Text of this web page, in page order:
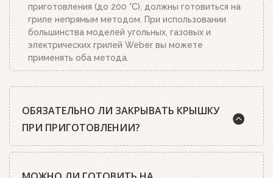
приготовления (до 200 °C), должны готовиться на
гриле непрямым методом. При использовании
большинства моделей угольных, газовых и
электрических грилей Weber вы можете
применять оба метода.
ОБЯЗАТЕЛЬНО ЛИ ЗАКРЫВАТЬ КРЫШКУ
ПРИ ПРИГОТОВЛЕНИИ?